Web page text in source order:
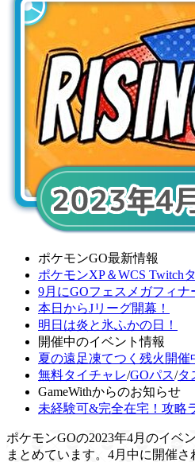
ポケモンGO最新情報
ポケモンXP＆WCS Twitch
9月にGOフェスメガフィナ
本日からJリーグ開幕！
明日は炎と氷ふかの日！
開催中のイベント情報
夏の遠足凍てつく残火開催
無料タイチャレ/GOパス/タ
GameWithからのお知らせ
未経験可&完全在宅！攻略
ポケモンGOの2023年4月のイベ
まとめています。4月中に開催